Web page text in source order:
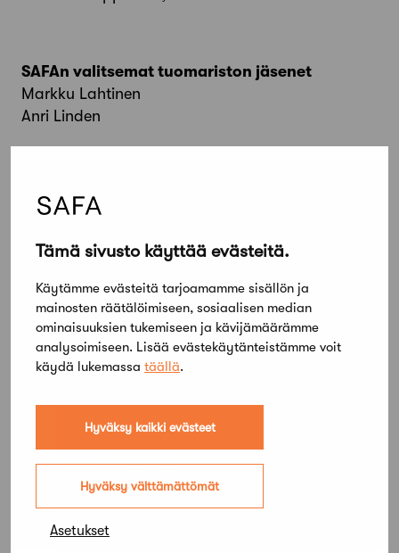
Tämä sivusto käyttää evästeitä.
Käytämme evästeitä tarjoamamme sisällön ja
mainosten räätälöimiseen, sosiaalisen median
ominaisuuksien tukemiseen ja kävijämäärämme
analysoimiseen. Lisää evästekäytänteistämme voit
käydä lukemassa täällä.
Hyväksy kaikki evästeet
Hyväksy välttämättömät
Asetukset
SAFAn valitsemat tuomariston jäsenet
Markku Lahtinen
Anri Linden
Akaan Toijalan keskusta – Kilpailuohjelma
Akaan Toijalan keskusta –
www.akaa.fi